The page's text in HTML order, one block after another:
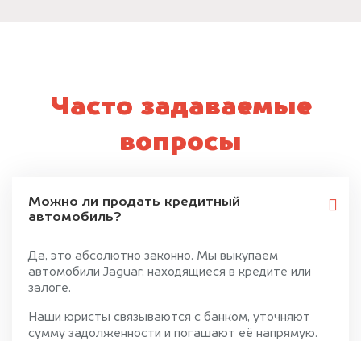
Часто задаваемые
вопросы
Можно ли продать кредитный
автомобиль?
Да, это абсолютно законно. Мы выкупаем
автомобили Jaguar, находящиеся в кредите или
залоге.
Наши юристы связываются с банком, уточняют
сумму задолженности и погашают её напрямую.